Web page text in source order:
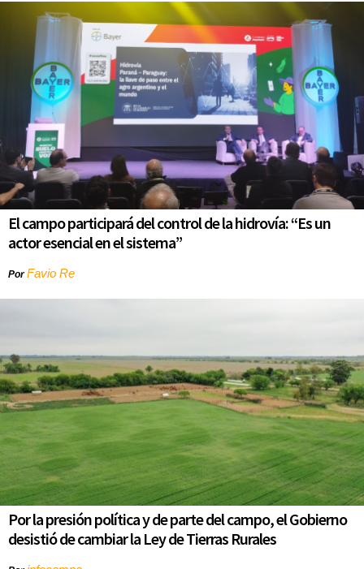
El campo participará del control de la hidrovía: “Es un
actor esencial en el sistema”
PorFavio Re
Por la presión política y de parte del campo, el Gobierno
desistió de cambiar la Ley de Tierras Rurales